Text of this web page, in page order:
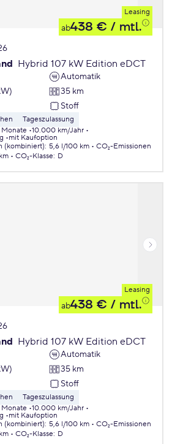
Leasing
ab438 € / mtl.
Hybrid 107 kW Edition eDCT
Automatik
35 km
Stoff
Tageszulassung
10.000 km/Jahr
mit Kaufoption
(kombiniert): 5,6 l/100 km
CO₂-Emissionen
CO₂-Klasse: D
Leasing
ab438 € / mtl.
Hybrid 107 kW Edition eDCT
Automatik
35 km
Stoff
Tageszulassung
10.000 km/Jahr
mit Kaufoption
(kombiniert): 5,6 l/100 km
CO₂-Emissionen
CO₂-Klasse: D